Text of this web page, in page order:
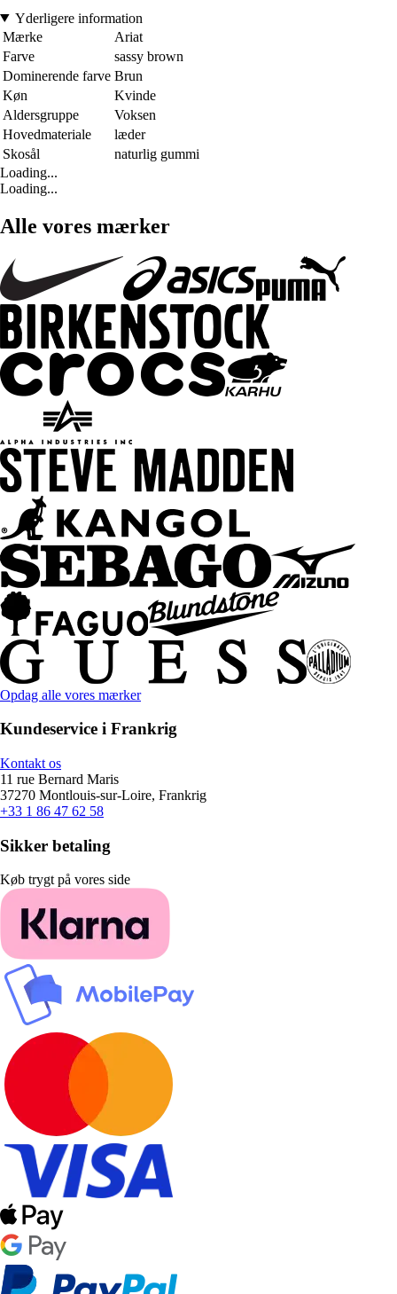
Yderligere information
Mærke
Ariat
Farve
sassy brown
Dominerende farve Brun
Køn
Kvinde
Aldersgruppe
Voksen
Hovedmateriale
læder
Skosål
naturlig gummi
Loading...
Loading...
Alle vores mærker
Opdag alle vores mærker
Kundeservice i Frankrig
Kontakt os
11 rue Bernard Maris
37270 Montlouis-sur-Loire, Frankrig
+33 1 86 47 62 58
Sikker betaling
Køb trygt på vores side